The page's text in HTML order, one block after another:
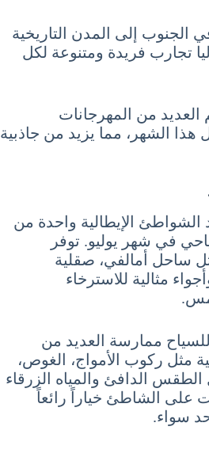
الجنوب إلى المدن التاريخية
تجارب فريدة ومتنوعة لكل
العديد من المهرجانات
هذا الشهر، مما يزيد من جاذبية
الإيطالية واحدة من
في شهر يوليو. توفر
ساحل أمالفي، صقلية
مثالية للاسترخاء
ممارسة العديد من
مثل ركوب الأمواج، الغوص،
الدافئ والمياه الزرقاء
على الشاطئ خياراً رائعاً
حد سواء.